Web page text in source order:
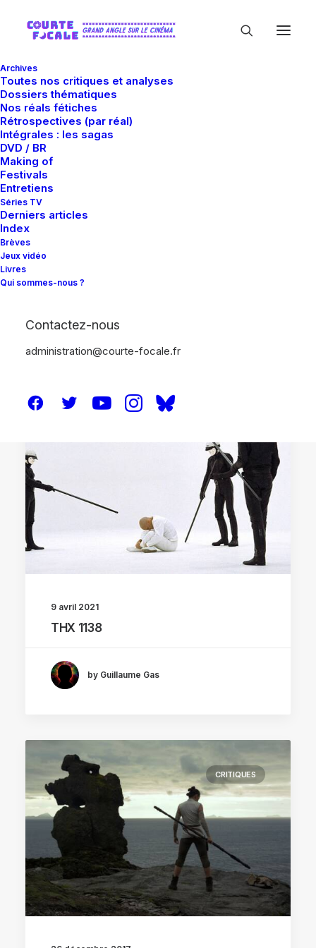
Archives
Toutes nos critiques et analyses
Dossiers thématiques
Nos réals fétiches
Rétrospectives (par réal)
Intégrales : les sagas
DVD / BR
Making of
Festivals
Entretiens
Séries TV
Derniers articles
Index
Brèves
Jeux vidéo
Livres
Qui sommes-nous ?
Contactez-nous
administration@courte-focale.fr
9 avril 2021
THX 1138
by Guillaume Gas
CRITIQUES